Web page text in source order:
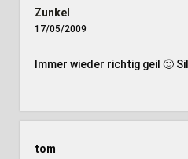
Zunkel
17/05/2009
Immer wieder richtig geil 🙂
tom